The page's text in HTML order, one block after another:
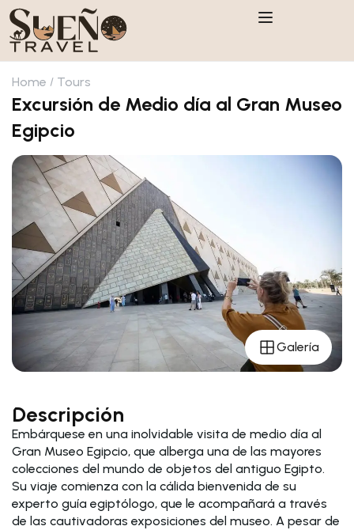
Home Tours
Excursión de Medio día al Gran Museo
Egipcio
Galería
Descripción
Embárquese en una inolvidable visita de medio día al
Gran Museo Egipcio, que alberga una de las mayores
colecciones del mundo de objetos del antiguo Egipto.
Su viaje comienza con la cálida bienvenida de su
experto guía egiptólogo, que le acompañará a través
de las cautivadoras exposiciones del museo. A pesar de